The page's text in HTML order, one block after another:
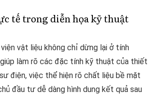
tế trong diễn họa kỹ thuật
vật liệu không chỉ dừng lại ở tính
làm rõ các đặc tính kỹ thuật của thiết
điện, việc thể hiện rõ chất liệu bề mặt
đầu tư dễ dàng hình dung kết quả sau